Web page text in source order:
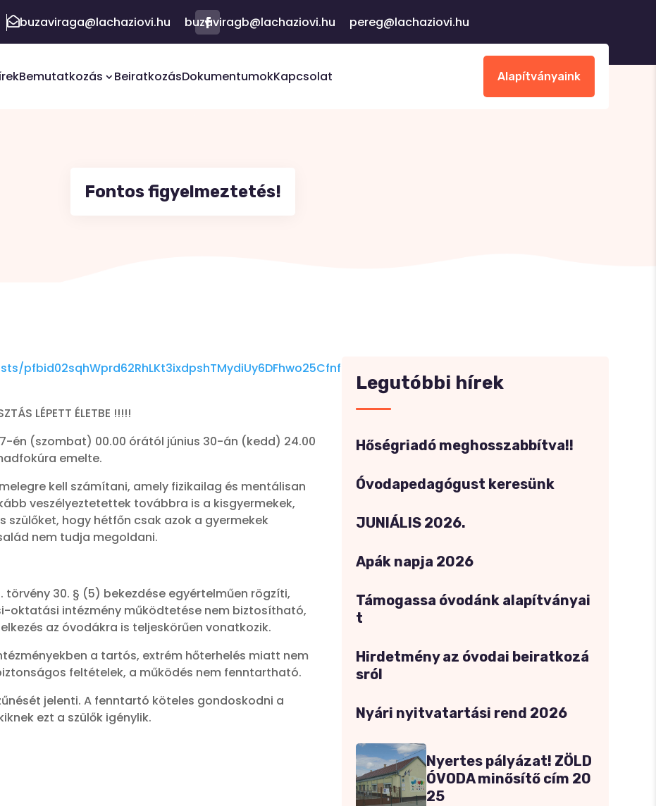
buzaviraga@lachaziovi.hu buzaviragb@lachaziovi.hu pereg@lachaziovi.hu
Facebook
Bemutatkozás BeiratkozásDokumentumokKapcsolat Alapítványaink
Fontos figyelmeztetés!
LÉPETT ÉLETBE !!!!!
én (szombat) 00.00 órától június 30-án (kedd) 24.00
emelte.
kell számítani, amely fizikailag és mentálisan
veszélyeztetettek továbbra is a kisgyermekek,
hogy hétfőn csak azok a gyermekek
nem tudja megoldani.
törvény 30. § (5) bekezdése egyértelműen rögzíti,
oktatási intézmény működtetése nem biztosítható,
az óvodákra is teljeskörűen vonatkozik.
a tartós, extrém hőterhelés miatt nem
feltételek, a működés nem fenntartható.
jelenti. A fenntartó köteles gondoskodni a
ezt a szülők igénylik.
Legutóbbi hírek
Hőségriadó meghosszabbítva!!
Óvodapedagógust keresünk
JUNIÁLIS 2026.
Apák napja 2026
Támogassa óvodánk alapítványai
t
Hirdetmény az óvodai beiratkozá
sról
Nyári nyitvatartási rend 2026
Nyertes pályázat! ZÖLD
ÓVODA minősítő cím 20
25